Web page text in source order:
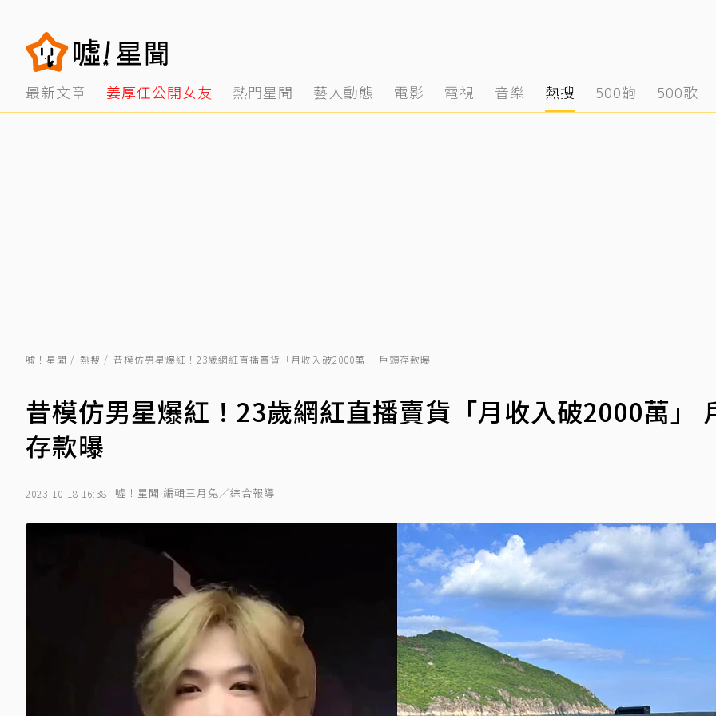
最新文章 姜厚任公開女友 熱門星聞 藝人動態 電影 電視 音樂 熱搜 500齣 500歌
噓！星聞 熱搜 昔模仿男星爆紅！23歲網紅直播賣貨「月收入破2000萬」 戶頭存款曝
昔模仿男星爆紅！23歲網紅直播賣貨「月收入破2000萬」
存款曝
2023-10-18 16:38 噓！星聞 編輯三月兔／綜合報導